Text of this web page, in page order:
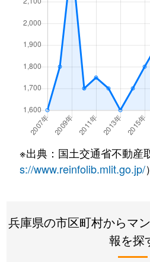
神田南通
杭瀬北新町
杭瀬本町
2,100万円
杭瀬本町
2,900万円
杭瀬南新町
1,100万円
久々知西町
1,300万円
口田中
2,800万円
2,700万円
※出典：国土交通省不動産
s://www.reinfolib.mlit.go.jp/
兵庫県の市区町村からマ
報を探